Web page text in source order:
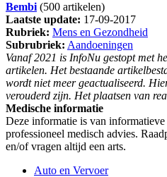
Bembi (500 artikelen)
Laatste update: 17-09-2017
Rubriek: Mens en Gezondheid
Subrubriek: Aandoeningen
Vanaf 2021 is InfoNu gestopt met
artikelen. Het bestaande
wordt niet meer geactualiseerd.
verouderd zijn. Het plaatsen van
Medische informatie
Deze informatie is van
professioneel medisch advies.
en/of vragen altijd een arts.
Auto en Vervoer